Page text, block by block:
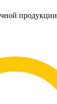
продукции